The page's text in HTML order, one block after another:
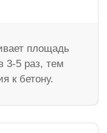
площадь
3-5 раз, тем
к бетону.